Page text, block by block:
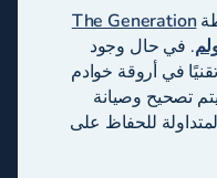
The Generation
. في حال وجود
في أروقة خوادم
تصحيح وصيانة
للحفاظ على